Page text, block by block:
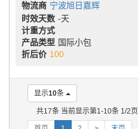
物流商 宁波旭日嘉辉
时效天数 -天
计重方式
产品类型 国际小包
折后价 100
显示10条
共17条 当前显示第1-10条 1/2页